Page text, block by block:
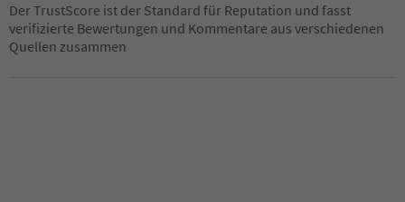
Der TrustScore ist der Standard für Reputation und fasst
verifizierte Bewertungen und Kommentare aus verschiedenen
Quellen zusammen